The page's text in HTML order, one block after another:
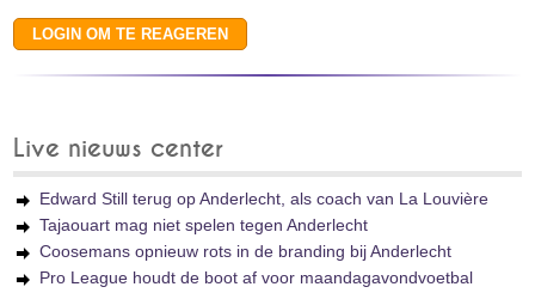
Live nieuws center
Edward Still terug op Anderlecht, als coach van La Louvière
Tajaouart mag niet spelen tegen Anderlecht
Coosemans opnieuw rots in de branding bij Anderlecht
Pro League houdt de boot af voor maandagavondvoetbal